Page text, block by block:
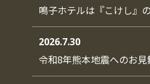
鳴子ホテルは『こけし』
2026.7.30
令和8年熊本地震へのお見